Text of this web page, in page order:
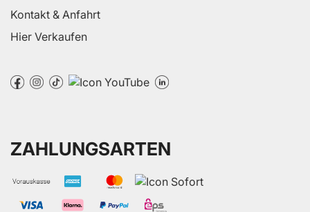
Kontakt & Anfahrt
Hier Verkaufen
ZAHLUNGSARTEN